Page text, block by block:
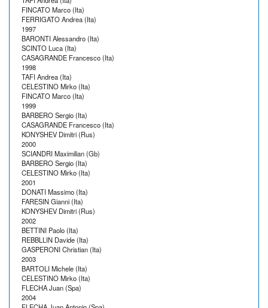
FINCATO Marco (Ita)
FERRIGATO Andrea (Ita)
1997
BARONTI Alessandro (Ita)
SCINTO Luca (Ita)
CASAGRANDE Francesco (Ita)
1998
TAFI Andrea (Ita)
CELESTINO Mirko (Ita)
FINCATO Marco (Ita)
1999
BARBERO Sergio (Ita)
CASAGRANDE Francesco (Ita)
KONYSHEV Dimitri (Rus)
2000
SCIANDRI Maximilian (Gb)
BARBERO Sergio (Ita)
CELESTINO Mirko (Ita)
2001
DONATI Massimo (Ita)
FARESIN Gianni (Ita)
KONYSHEV Dimitri (Rus)
2002
BETTINI Paolo (Ita)
REBBLLIN Davide (Ita)
GASPERONI Christian (Ita)
2003
BARTOLI Michele (Ita)
CELESTINO Mirko (Ita)
FLECHA Juan (Spa)
2004